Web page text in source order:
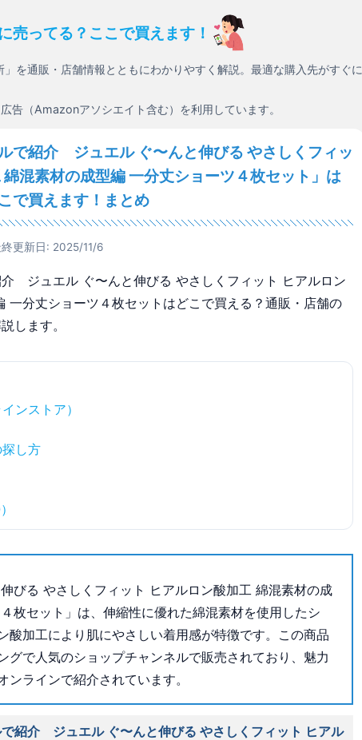
売ってる？ここで買えます！
を通販・店舗情報とともにわかりやすく解説。最適な購入先がすぐに
告（Amazonアソシエイト含む）を利用しています。
で紹介 ジュエル ぐ〜んと伸びる やさしくフィッ
綿混素材の成型編 一分丈ショーツ４枚セット」は
で買えます！まとめ
終更新日: 2025/11/6
ジュエル ぐ〜んと伸びる やさしくフィット ヒアルロン
一分丈ショーツ４枚セットはどこで買える？通販・店舗の
します。
ンストア）
し方
伸びる やさしくフィット ヒアルロン酸加工 綿混素材の成
枚セット」は、伸縮性に優れた綿混素材を使用したシ
酸加工により肌にやさしい着用感が特徴です。この商品
グで人気のショップチャンネルで販売されており、魅力
ンラインで紹介されています。
で紹介 ジュエル ぐ〜んと伸びる やさしくフィット ヒアル